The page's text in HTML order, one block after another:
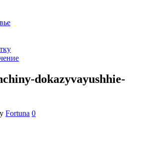
dokazyvayushhie-
Fortuna 0